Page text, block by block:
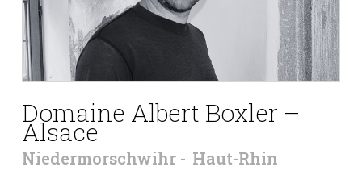
Domaine Albert Boxler –
Alsace
Niedermorschwihr Haut-Rhin